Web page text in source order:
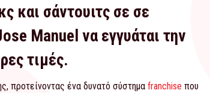
και σάντουιτς σε σε
Manuel να εγγυάται την
τιμές.
προτείνοντας ένα δυνατό σύστημα franchise που